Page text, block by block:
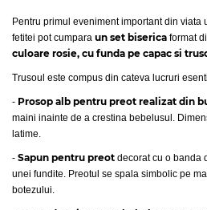
Pentru primul eveniment important din
fetitei pot cumpara un set biserica format
culoare rosie, cu funda pe capac si
Trusoul este compus din cateva lucruri
- Prosop alb pentru preot realizat din
maini inainte de a crestina bebelusul.
latime.
- Sapun pentru preot decorat cu o banda
unei fundite. Preotul se spala simbolic pe
botezului.